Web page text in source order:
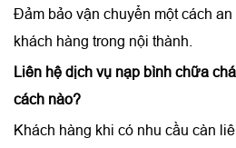
Đảm bảo vận chuyển một cách
khách hàng trong nội thành.
Liên hệ dịch vụ nạp bình chữa
cách nào?
Khách hàng khi có nhu cầu càn